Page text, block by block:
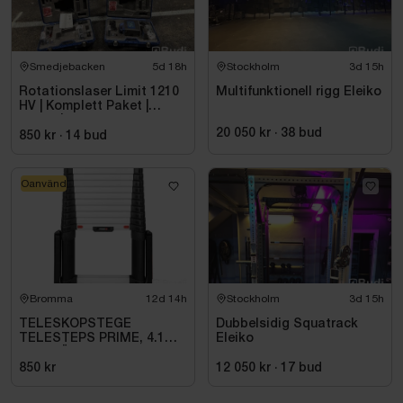
Smedjebacken 5d 18h
Rotationslaser Limit 1210
HV | Komplett Paket |
850 kr · 14 bud
Stockholm 3d 15h
Multifunktionell rigg Eleiko
20 050 kr · 38 bud
Bromma 12d 14h
TELESKOPSTEGE
TELESTEPS PRIME, 4.1M
STABILISATOR
850 kr
Oanvänd
Stockholm 3d 15h
Dubbelsidig Squatrack
Eleiko
12 050 kr · 17 bud